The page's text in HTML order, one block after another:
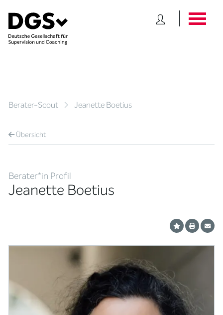
Berater-Scout Jeanette Boetius
Übersicht
Berater*in Profil
Jeanette Boetius